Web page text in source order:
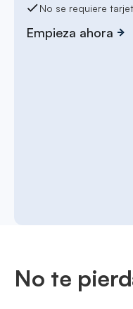
No se requiere
Empieza ahora
No te